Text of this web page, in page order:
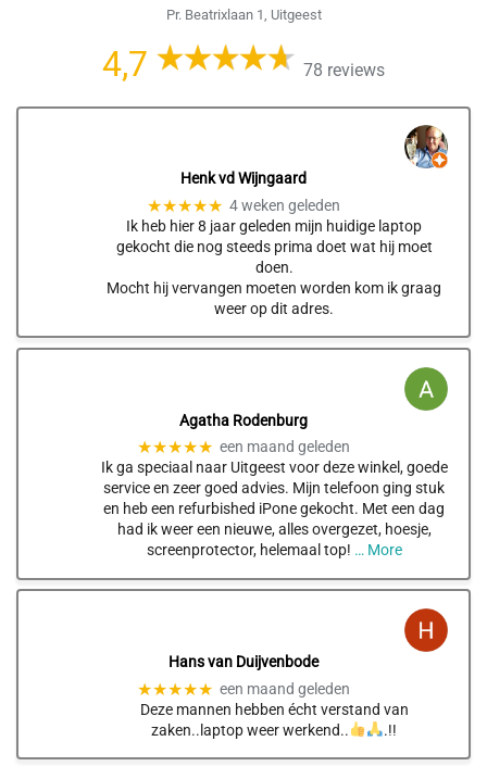
Pr. Beatrixlaan 1, Uitgeest
4,7 78 reviews
Henk vd Wijngaard
★★★★★ 4 weken geleden
Ik heb hier 8 jaar geleden mijn huidige laptop
gekocht die nog steeds prima doet wat hij moet
doen.
Mocht hij vervangen moeten worden kom ik graag
weer op dit adres.
Agatha Rodenburg
★★★★★ een maand geleden
Ik ga speciaal naar Uitgeest voor deze winkel, goede
service en zeer goed advies. Mijn telefoon ging stuk
en heb een refurbished iPone gekocht. Met een dag
had ik weer een nieuwe, alles overgezet, hoesje,
screenprotector, helemaal top! … More
Hans van Duijvenbode
★★★★★ een maand geleden
Deze mannen hebben écht verstand van
zaken..laptop weer werkend..
.!!